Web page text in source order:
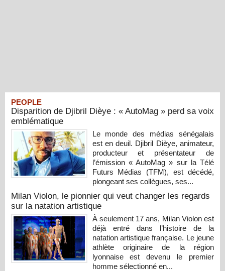
PEOPLE
Disparition de Djibril Dièye : « AutoMag » perd sa voix
emblématique
Le monde des médias sénégalais
est en deuil. Djibril Dièye, animateur,
producteur et présentateur de
l’émission « AutoMag » sur la Télé
Futurs Médias (TFM), est décédé,
plongeant ses collègues, ses...
Milan Violon, le pionnier qui veut changer les regards
sur la natation artistique
À seulement 17 ans, Milan Violon est
déjà entré dans l’histoire de la
natation artistique française. Le jeune
athlète originaire de la région
lyonnaise est devenu le premier
homme sélectionné en...